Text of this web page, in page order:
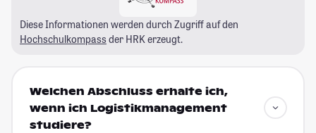
Diese Informationen werden durch Zugriff auf den
Hochschulkompass der HRK erzeugt.
Welchen Abschluss erhalte ich,
wenn ich Logistikmanagement
studiere?